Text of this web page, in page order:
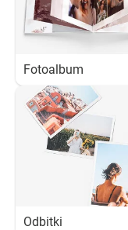
Fotoalbum
Odbitki